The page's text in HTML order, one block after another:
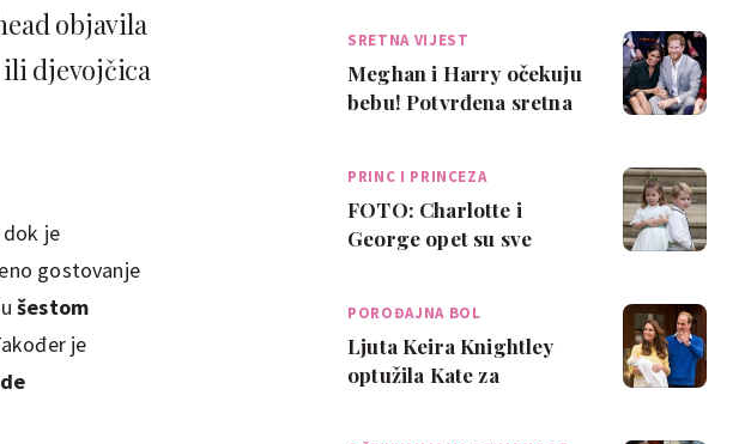
objavila
ili djevojčica
je
gostovanje
šestom
je
SRETNA VIJEST
Meghan i Harry očekuju
bebu! Potvrđena sretna
PRINC I PRINCEZA
FOTO: Charlotte i
George opet su sve
POROĐAJNA BOL
Ljuta Keira Knightley
optužila Kate za